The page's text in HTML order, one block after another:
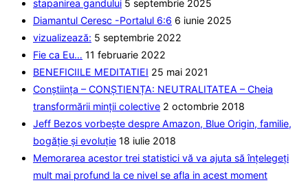
stapanirea gandului 5 septembrie 2025
Diamantul Ceresc -Portalul 6:6 6 iunie 2025
vizualizează: 5 septembrie 2022
Fie ca Eu… 11 februarie 2022
BENEFICIILE MEDITATIEI 25 mai 2021
Conștiința – CONȘTIENȚA: NEUTRALITATEA – Cheia
transformării minții colective 2 octombrie 2018
Jeff Bezos vorbește despre Amazon, Blue Origin, familie,
bogăție și evoluție 18 iulie 2018
Memorarea acestor trei statistici vă va ajuta să înțelegeți
mult mai profund la ce nivel se afla in acest moment